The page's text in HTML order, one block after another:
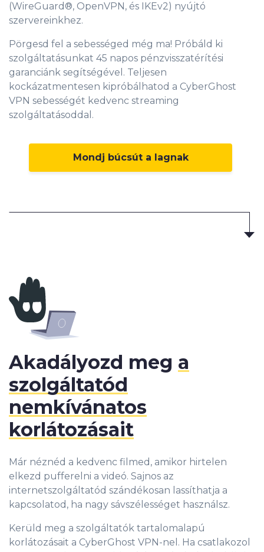
(WireGuard®, OpenVPN, és IKEv2) nyújtó
szervereinkhez.
Pörgesd fel a sebességed még ma! Próbáld ki
szolgáltatásunkat 45 napos pénzvisszatérítési
garanciánk segítségével. Teljesen
kockázatmentesen kipróbálhatod a CyberGhost
VPN sebességét kedvenc streaming
szolgáltatásoddal.
Mondj búcsút a lagnak
Már néznéd a kedvenc filmed, amikor hirtelen
elkezd pufferelni a videó. Sajnos az
internetszolgáltatód szándékosan lassíthatja a
kapcsolatod, ha nagy sávszélességet használsz.
Kerüld meg a szolgáltatók tartalomalapú
korlátozásait a CyberGhost VPN-nel. Ha csatlakozol
Akadályozd meg a
szolgáltatód
nemkívánatos
korlátozásait